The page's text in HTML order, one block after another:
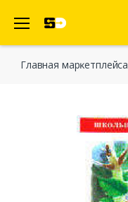
Главная марĸетплейса